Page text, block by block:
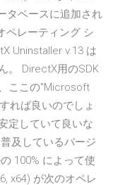
タベースに追加され
ペレーティング シ
Uninstaller v.13 は
。 DirectX用のSDK
ここの"Microsoft
れば良いのでしょ
定していて良いな
及しているバージ
100% によって使
x64) が次のオペレ